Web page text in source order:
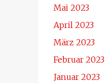
Mai 2023
April 2023
März 2023
Februar 2023
Januar 2023